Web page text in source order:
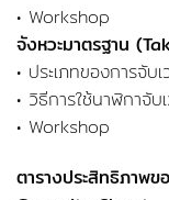
• Workshop
จังหวะมาตรฐาน
• ประเภทของการจับ
• วิธีการใช้นาฬิกาจับ
• Workshop
ตารางประสิทธิภาพ